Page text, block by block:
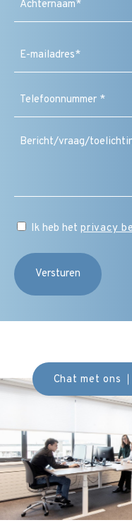
Ik heb het privacy
Chat met ons